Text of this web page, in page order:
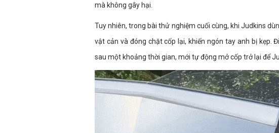
mà không gây hại.
Tuy nhiên, trong bài thử nghiệm cuối cùng, khi Judkins
vật cản và đóng chặt cốp lại, khiến ngón tay anh bị kẹp.
sau một khoảng thời gian, mới tự động mở cốp trở lại để